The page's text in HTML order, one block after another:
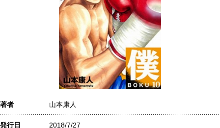
著者 山本康人
発行日 2018/7/27